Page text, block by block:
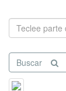
Buscar